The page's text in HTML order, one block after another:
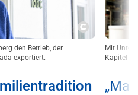
Copyright
den Betrieb, der
exportiert.
Mit
Kapitel